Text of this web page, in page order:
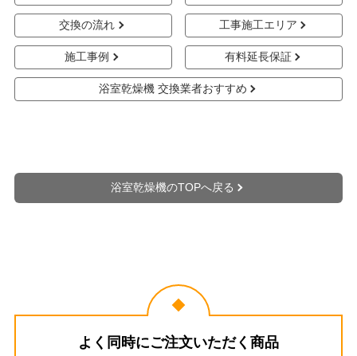
交換の流れ 工事施工エリア
施工事例 有料延長保証
浴室乾燥機 交換業者おすすめ
浴室乾燥機のTOPへ戻る
よく同時にご注文いただく商品